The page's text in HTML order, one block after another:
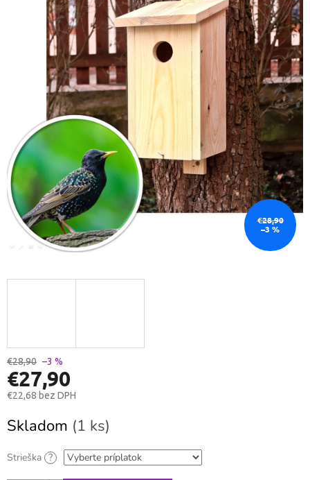
€28,90
–3 %
€28,90 –3 %
€27,90
€22,68 bez DPH
cena:
Skladom (1 ks)
Strieška ?